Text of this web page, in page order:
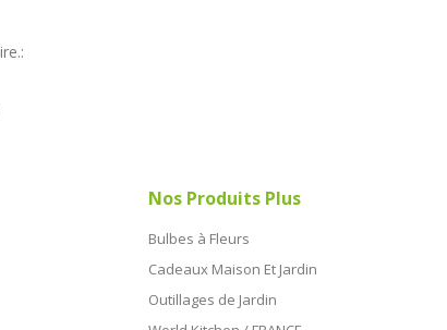
Nos Produits Plus
Bulbes à Fleurs
Cadeaux Maison Et Jardin
Outillages de Jardin